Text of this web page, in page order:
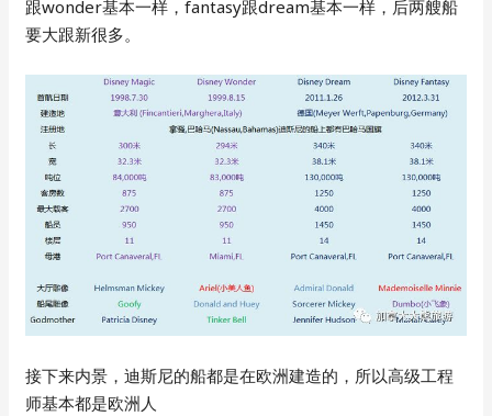
跟wonder基本一样，fantasy跟dream基本一样，后两艘船
要大跟新很多。
接下来内景，迪斯尼的船都是在欧洲建造的，所以高级工程
师基本都是欧洲人